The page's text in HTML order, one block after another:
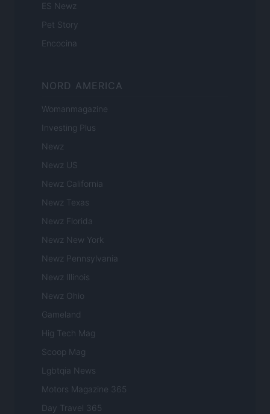
ES Newz
Pet Story
Encocina
NORD AMERICA
Womanmagazine
Investing Plus
Newz
Newz US
Newz California
Newz Texas
Newz Florida
Newz New York
Newz Pennsylvania
Newz Illinois
Newz Ohio
Gameland
Hig Tech Mag
Scoop Mag
Lgbtqia News
Motors Magazine 365
Day Travel 365